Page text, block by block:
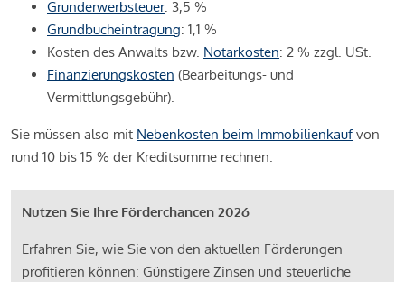
Grunderwerbsteuer: 3,5 %
Grundbucheintragung: 1,1 %
Kosten des Anwalts bzw. Notarkosten: 2 % zzgl. USt.
Finanzierungskosten (Bearbeitungs- und
Vermittlungsgebühr).
Sie müssen also mit Nebenkosten beim Immobilienkaufvon
rund 10 bis 15 % der Kreditsumme rechnen.
Nutzen Sie Ihre Förderchancen 2026
Erfahren Sie, wie Sie von den aktuellen Förderungen
profitieren können: Günstigere Zinsen und steuerliche